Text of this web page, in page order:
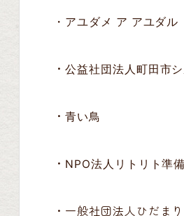
・ アユダメ ア アユダル
・ 公益社団法人町田市
・ 青い鳥
・ NPO法人リトリト準
・一般社団法人ひだま